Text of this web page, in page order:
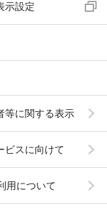
示設定
等に関する表示
ビスに向けて
用について